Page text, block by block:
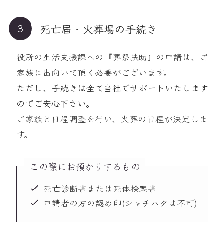
死亡届・火葬場の手続き
役所の生活支援課への『葬祭扶助』の申請は、ご
家族に出向いて頂く必要がございます。
ただし、手続きは全て当社でサポートいたします
のでご安心下さい。
ご家族と日程調整を行い、火葬の日程が決定しま
す。
この際にお預かりするもの
死亡診断書または死体検案書
申請者の方の認め印(シャチハタは不可)